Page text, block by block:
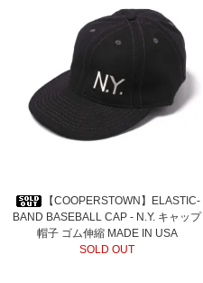
【COOPERSTOWN】ELASTIC-
BAND BASEBALL CAP - N.Y. キャップ
帽子 ゴム伸縮 MADE IN USA
SOLD OUT